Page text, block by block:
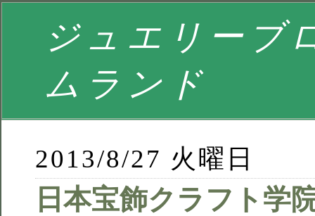
ジュエリーブ
ムランド
2013/8/27 火曜日
日本宝飾クラフト学